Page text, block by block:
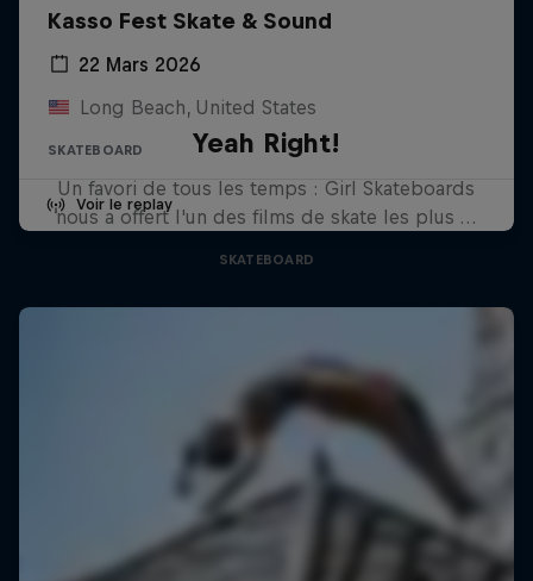
Kasso Fest Skate & Sound
22 Mars 2026
Long Beach, United States
SKATEBOARD
Voir le replay
Yeah Right!
Un favori de tous les temps : Girl Skateboards
nous a offert l'un des films de skate les plus …
SKATEBOARD